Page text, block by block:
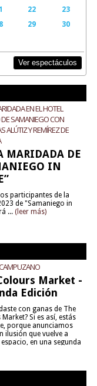
22
23
29
30
Ver espectáculos
EN EL HOTEL
SAMANIEGO CON
ALÚTIZ Y REMÍREZ DE
MARIDADA DE
IN
participantes de la
de "Samaniego in
... (leer más)
Market -
Edición
con ganas de The
Si es así, estás
porque anunciamos
ilusión que vuelve a
en una segunda